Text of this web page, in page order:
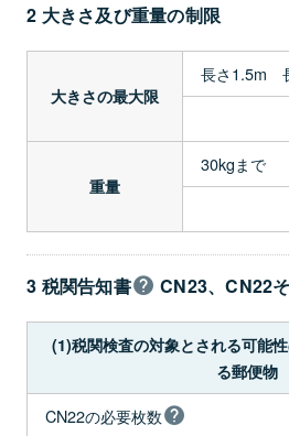
2 大きさ及び重量の制限
大きさの最大限
長さ1.5m
重量
30kgまで
3 税関告知書 CN23、CN22
(1)税関検査の対象とされる可能
る郵便物
CN22の必要枚数